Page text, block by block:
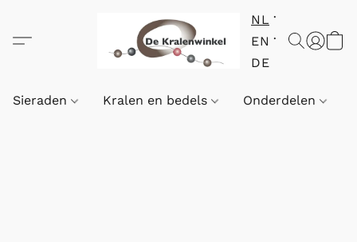
NL
EN
DE
Sieraden Kralen en bedels Onderdelen